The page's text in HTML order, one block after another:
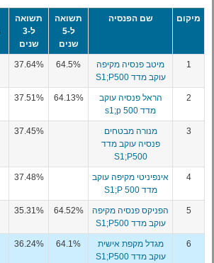
מיקום שם הפנסיה
תשואה
ל-5
שנים
תשואה
ל-3
שנים
1
מיטב פנסיה מקיפה
עוקב מדד S1;P500
64.5%
37.64%
2
הראל פנסיה עוקב
מדד s1;p 500
64.13%
37.51%
3
מנורה מבטחים
פנסיה עוקב מדד
S1;P500
37.45%
4
אינפיניטי מקיפה עוקב
מדד S1;P 500
37.48%
5
הפניקס פנסיה מקיפה
עוקב מדד S1;P500
64.52%
35.31%
6
מגדל מקפת אישית
עוקב מדד S1;P500
64.1%
36.24%